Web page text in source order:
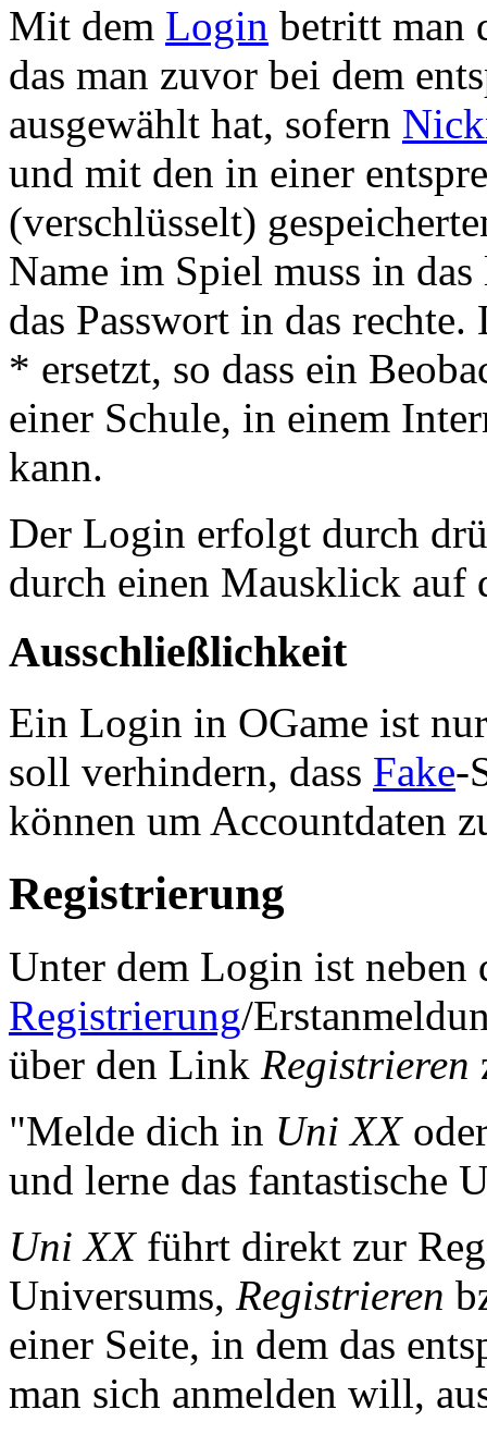
Mit dem Login betritt man
das man zuvor bei dem
ausgewählt hat, sofern
und mit den in einer
(verschlüsselt)
Name im Spiel muss in
das Passwort in das
* ersetzt, so dass ein
einer Schule, in einem
kann.
Der Login erfolgt durch
durch einen Mausklick
Ausschließlichkeit
Ein Login in OGame ist
soll verhindern, dass Fake-
können um Accountdaten
Registrierung
Unter dem Login ist
Registrierung/
über den Link Registrieren
"Melde dich in Uni XX
und lerne das fantastische
Uni XXführt direkt zur
Universums, Registrieren
einer Seite, in dem das
man sich anmelden will,